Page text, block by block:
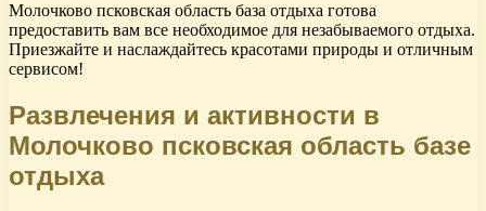
Молочково псковская область база отдыха готова
предоставить вам все необходимое для незабываемого отдыха.
Приезжайте и наслаждайтесь красотами природы и отличным
сервисом!
Развлечения и активности в
Молочково псковская область базе
отдыха